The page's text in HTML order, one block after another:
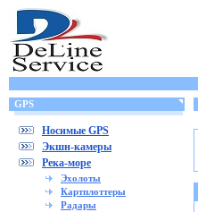
GPS
Носимые GPS
Экшн-камеры
Река-море
Эхолоты
Картплоттеры
Радары